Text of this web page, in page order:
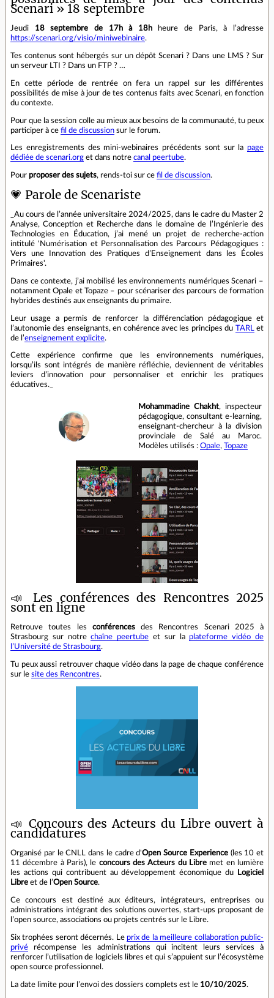
Scenari » 18 septembre
Jeudi 18 septembre de 17h à 18hheure de Paris, à l’adresse
https://scenari.org/visio/miniwebinaire.
Tes contenus sont hébergés sur un dépôt Scenari ? Dans une LMS ? Sur
un serveur LTI ? Dans un FTP ? …
En cette période de rentrée on fera un rappel sur les différentes
possibilités de mise à jour de tes contenus faits avec Scenari, en fonction
du contexte.
Pour que la session colle au mieux aux besoins de la communauté, tu peux
participer à ce fil de discussion sur le forum.
Les enregistrements des mini-webinaires précédents sont sur la page
dédiée de scenari.org et dans notre canal peertube.
Pour proposer des sujets, rends-toi sur ce fil de discussion.
💗 Parole de Scenariste
_Au cours de l’année universitaire 2024/2025, dans le cadre du Master 2
Analyse, Conception et Recherche dans le domaine de l’Ingénierie des
Technologies en Éducation, j’ai mené un projet de recherche-action
intitulé 'Numérisation et Personnalisation des Parcours Pédagogiques :
Vers une Innovation des Pratiques d’Enseignement dans les Écoles
Primaires'.
Dans ce contexte, j’ai mobilisé les environnements numériques Scenari –
notamment Opale et Topaze – pour scénariser des parcours de formation
hybrides destinés aux enseignants du primaire.
Leur usage a permis de renforcer la différenciation pédagogique et
l’autonomie des enseignants, en cohérence avec les principes du TARL
et
de l’enseignement explicite.
Cette expérience confirme que les environnements numériques,
lorsqu’ils sont intégrés de manière réfléchie, deviennent de véritables
leviers d’innovation pour personnaliser et enrichir les pratiques
éducatives._
Mohammadine Chakht, inspecteur
pédagogique, consultant e-learning,
enseignant-chercheur à la division
provinciale de Salé au Maroc.
Modèles utilisés : Opale, Topaze
📣 Les conférences des Rencontres 2025
sont en ligne
Retrouve toutes les conférencesdes Rencontres Scenari 2025 à
Strasbourg sur notrechaîne peertube et sur la plateforme vidéo de
l’Université de Strasbourg.
Tu peux aussi retrouver chaque vidéo dans la page de chaque conférence
sur le site des Rencontres.
📣 Concours des Acteurs du Libre ouvert à
candidatures
Organisé par le CNLL dans le cadre d'Open Source Experience(les 10 et
11 décembre à Paris), le concours des Acteurs du Libre met en lumière
les actions qui contribuent au développement économique du
Logiciel
Libre et de l’Open Source.
Ce concours est destiné aux éditeurs, intégrateurs, entreprises ou
administrations intégrant des solutions ouvertes, start-ups proposant de
l’open source, associations ou projets centrés sur le Libre.
Six trophées seront décernés. Le prix de la meilleure collaboration public-
privé récompense les administrations qui incitent leurs services à
renforcer l’utilisation de logiciels libres et qui s’appuient sur l’écosystème
open source professionnel.
La date limite pour l’envoi des dossiers complets est le 10/10/2025.